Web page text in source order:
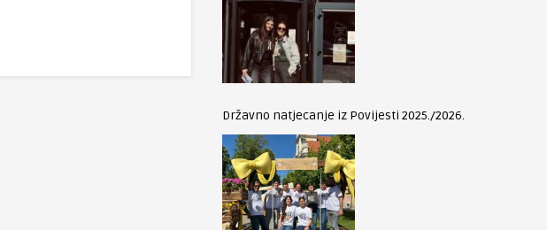
Državno natjecanje iz Povijesti 2025./2026.